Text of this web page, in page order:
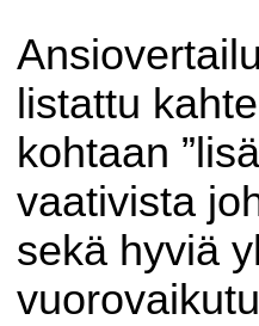
listattu
kohtaan
vaativista
sekä hyviä